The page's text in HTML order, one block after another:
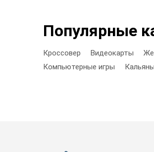
Популярные
Кроссовер Видеокарты
Компьютерные игры